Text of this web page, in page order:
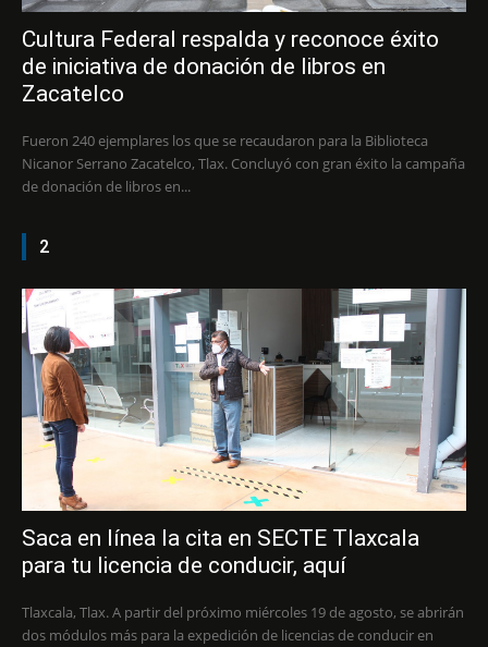
Cultura Federal respalda y reconoce éxito
de iniciativa de donación de libros en
Zacatelco
Fueron 240 ejemplares los que se recaudaron para la Biblioteca
Nicanor Serrano Zacatelco, Tlax. Concluyó con gran éxito la campaña
de donación de libros en...
2
Saca en línea la cita en SECTE Tlaxcala
para tu licencia de conducir, aquí
Tlaxcala, Tlax. A partir del próximo miércoles 19 de agosto, se abrirán
dos módulos más para la expedición de licencias de conducir en